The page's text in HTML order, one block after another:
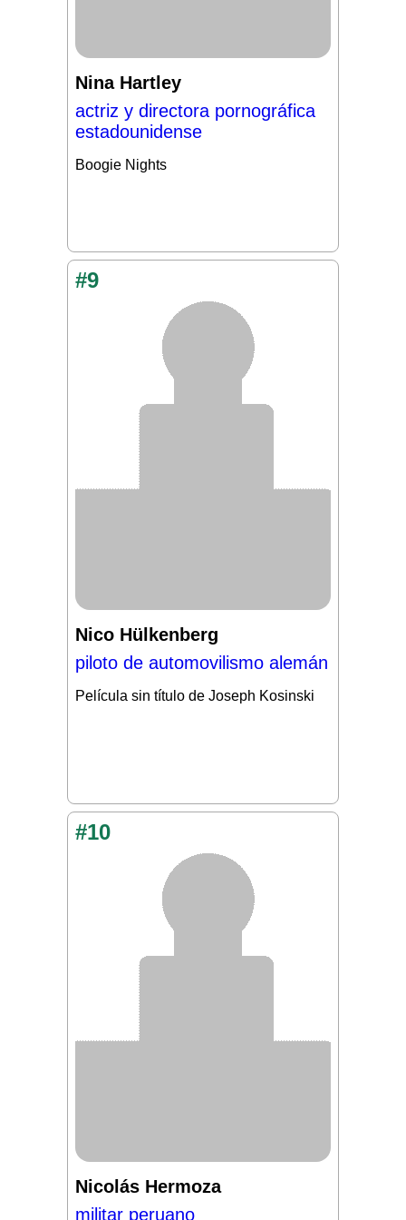
Nina Hartley
actriz y directora pornográfica
estadounidense
Boogie Nights
#9
Nico Hülkenberg
piloto de automovilismo alemán
Película sin título de Joseph Kosinski
#10
Nicolás Hermoza
militar peruano